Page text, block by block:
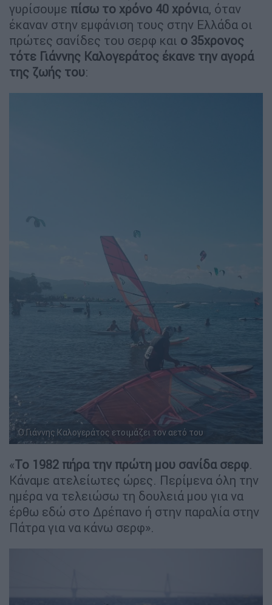
γυρίσουμε πίσω το χρόνο 40 χρόνια, όταν
έκαναν στην εμφάνιση τους στην Ελλάδα οι
πρώτες σανίδες του σερφ και ο 35χρονος
τότε Γιάννης Καλογεράτος έκανε την αγορά
της ζωής του:
Ο Γιάννης Καλογεράτος ετοιμάζει τον αετό του
«Το 1982 πήρα την πρώτη μου σανίδα σερφ.
Κάναμε ατελείωτες ώρες. Περίμενα όλη την
ημέρα να τελειώσω τη δουλειά μου για να
έρθω εδώ στο Δρέπανο ή στην παραλία στην
Πάτρα για να κάνω σερφ».